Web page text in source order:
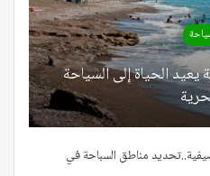
الحياة إلى السياحة
مناطق السباحة في